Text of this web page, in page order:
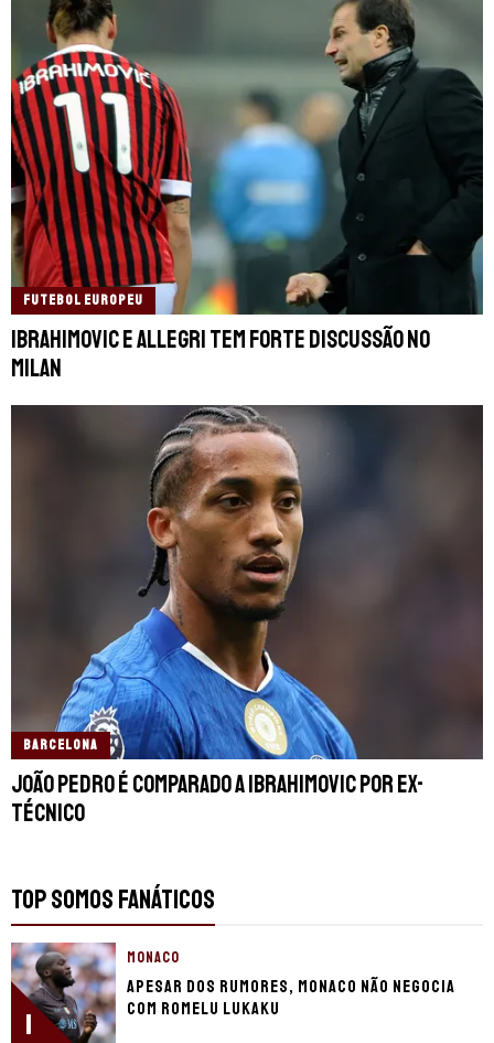
FUTEBOL EUROPEU
Ibrahimovic e Allegri tem forte discussão no
Milan
BARCELONA
João Pedro é comparado a Ibrahimovic por ex-
técnico
TOP SOMOS FANÁTICOS
1
MONACO
Apesar dos rumores, Monaco não negocia
com Romelu Lukaku